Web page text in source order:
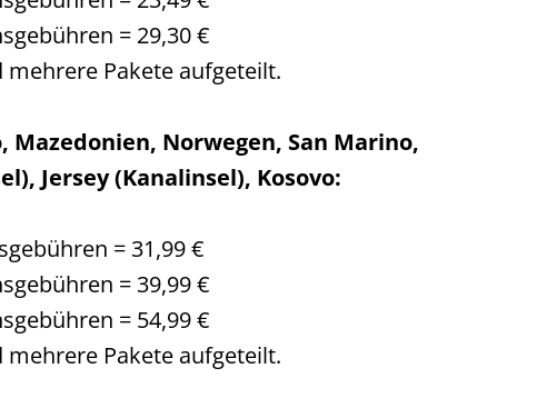
= 29,30 €
Pakete aufgeteilt.
Norwegen, San Marino,
Jersey (Kanalinsel), Kosovo:
= 31,99 €
= 39,99 €
= 54,99 €
Pakete aufgeteilt.